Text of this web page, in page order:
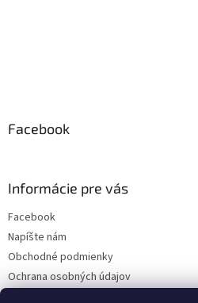
Facebook
Informácie pre vás
Facebook
Napíšte nám
Obchodné podmienky
Ochrana osobných údajov